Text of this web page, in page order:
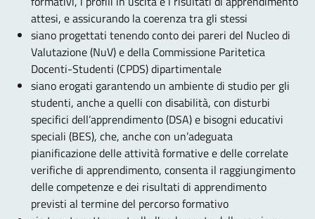
attesi, e assicurando la coerenza tra gli stessi
siano progettati tenendo conto dei pareri del Nucleo di
Valutazione (NuV) e della Commissione Paritetica
Docenti-Studenti (CPDS) dipartimentale
siano erogati garantendo un ambiente di studio per gli
studenti, anche a quelli con disabilità, con disturbi
specifici dell’apprendimento (DSA) e bisogni educativi
speciali (BES), che, anche con un’adeguata
pianificazione delle attività formative e delle correlate
verifiche di apprendimento, consenta il raggiungimento
delle competenze e dei risultati di apprendimento
previsti al termine del percorso formativo